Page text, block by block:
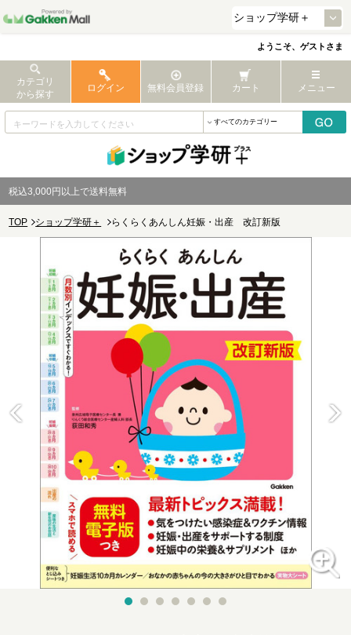
ようこそ、ゲストさま
カテゴリ
から探す
ログイン 無料会員登録 カート メニュー
税込3,000円以上で送料無料
TOP ショップ学研＋ らくらくあんしん妊娠・出産 改訂新版